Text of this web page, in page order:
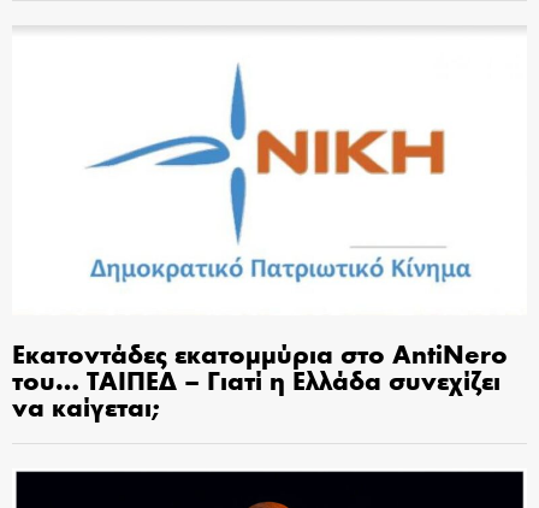
Εκατοντάδες εκατομμύρια στο AntiNero
του… ΤΑΙΠΕΔ – Γιατί η Ελλάδα συνεχίζει
να καίγεται;